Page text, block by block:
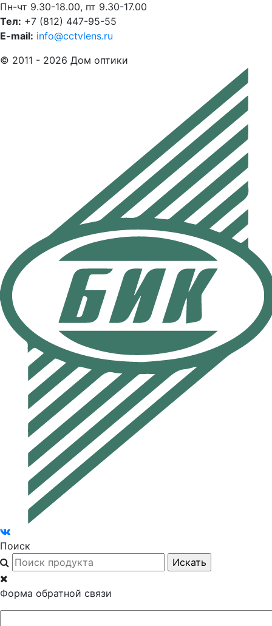
Пн-чт 9.30-18.00, пт 9.30-17.00
Тел: +7 (812) 447-95-55
E-mail: info@cctvlens.ru
© 2011 - 2026 Дом оптики
Поиск
Форма обратной связи